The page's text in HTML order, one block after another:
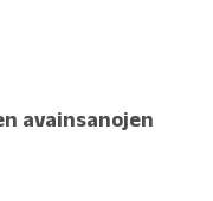
avainsanojen